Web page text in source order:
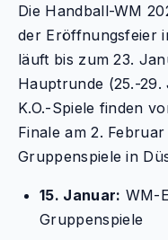
Die Handball-WM
der Eröffnungsfeier
läuft bis zum 23.
Hauptrunde (25.-29.
K.O.-Spiele finden
Finale am 2.
Gruppenspiele in
15. Januar: WM-
Gruppenspiele